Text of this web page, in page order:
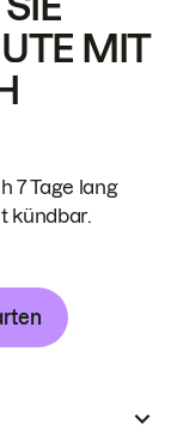
MIT
7 Tage lang
kündbar.